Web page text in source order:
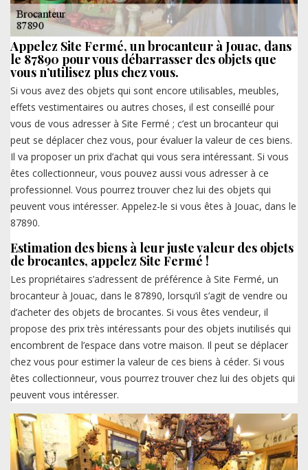
Appelez Site Fermé, un brocanteur à Jouac, dans
le 87890 pour vous débarrasser des objets que
vous n’utilisez plus chez vous.
Si vous avez des objets qui sont encore utilisables, meubles,
effets vestimentaires ou autres choses, il est conseillé pour
vous de vous adresser à Site Fermé ; c’est un brocanteur qui
peut se déplacer chez vous, pour évaluer la valeur de ces biens.
Il va proposer un prix d’achat qui vous sera intéressant. Si vous
êtes collectionneur, vous pouvez aussi vous adresser à ce
professionnel. Vous pourrez trouver chez lui des objets qui
peuvent vous intéresser. Appelez-le si vous êtes à Jouac, dans le
87890.
Estimation des biens à leur juste valeur des objets
de brocantes, appelez Site Fermé !
Les propriétaires s’adressent de préférence à Site Fermé, un
brocanteur à Jouac, dans le 87890, lorsqu’il s’agit de vendre ou
d’acheter des objets de brocantes. Si vous êtes vendeur, il
propose des prix très intéressants pour des objets inutilisés qui
encombrent de l’espace dans votre maison. Il peut se déplacer
chez vous pour estimer la valeur de ces biens à céder. Si vous
êtes collectionneur, vous pourrez trouver chez lui des objets qui
peuvent vous intéresser.